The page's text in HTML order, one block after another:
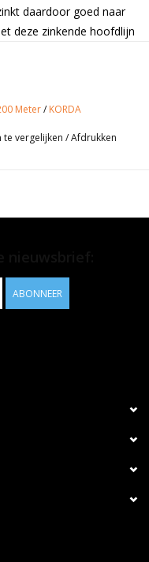
daardoor goed naar
deze zinkende hoofdlijn
Gebruik tijdens het
400 meter uit de
hoofdlijn altijd te
Meter/ KORDA
vergelijken /Afdrukken
ABONNEER